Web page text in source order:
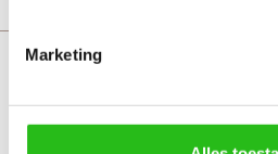
Marketing
MDF binnendeur